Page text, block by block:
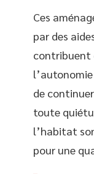
Ces
par des
contribuent
de
toute
l’habitat
pour une